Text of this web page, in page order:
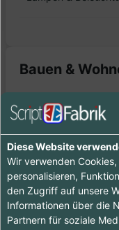
Bauen &
Einträge :
Ooops - wenig
Diese Website
Wir verwenden
personalisieren,
den Zugriff auf unsere
Informationen über die
Partnern für soziale